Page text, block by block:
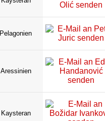
Pelagonien
Aressinien
Kaysteran